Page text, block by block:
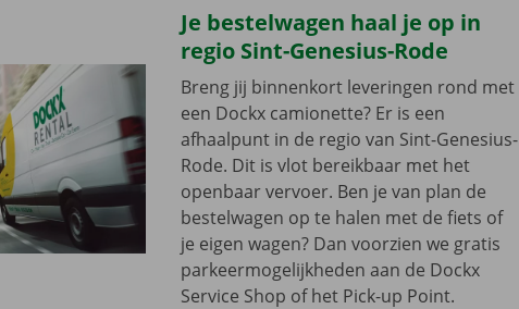
Je bestelwagen haal je op in
regio Sint-Genesius-Rode
Breng jij binnenkort leveringen rond met
een Dockx camionette? Er is een
afhaalpunt in de regio van Sint-Genesius-
Rode. Dit is vlot bereikbaar met het
openbaar vervoer. Ben je van plan de
bestelwagen op te halen met de fiets of
je eigen wagen? Dan voorzien we gratis
parkeermogelijkheden aan de Dockx
Service Shop of het Pick-up Point.